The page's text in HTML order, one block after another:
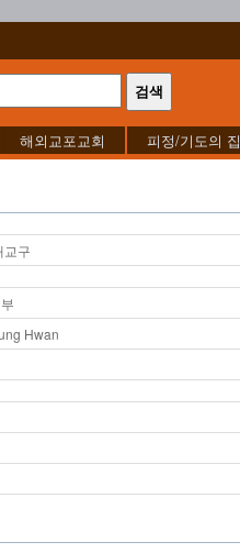
해외교포교회 피정/기도의 집
교구
Hwan